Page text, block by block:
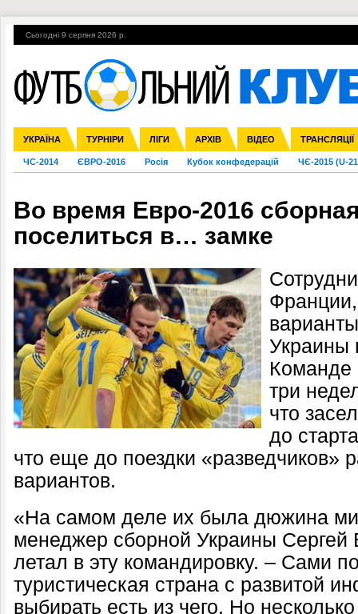
Сьогодні 9 серпня 2026 р.
УКРАЇНА ТУРНІРИ ЛІГИ АРХІВ ВІДЕО ТРАНСЛЯЦІЇ
Збірна Прем'єр-ліга Перша ліга Друга ліга Кубок України
Ліга чемпіонів Ліга Європи Міжнародні Ліга націй Ліга
Англія Іспанія Італія Німеччина Франція Інші
ЧС-2014 ЄВРО-2016 Росія Кубок конфедерацій ЧЄ-2015 (U-
Гарячі теми УПЛ, 2-й тур ВІЙНА УПЛ-ПЕРЕХОДИ
Во время Евро-2016
поселиться в… замке
Украины
Команде
три
что
до
что еще до поездки «разведчиков»
вариантов.
«На самом деле их была дюжина
менеджер сборной Украины Сергей
летал в эту командировку. – Сами
туристическая страна с развитой
выбирать есть из чего. Но